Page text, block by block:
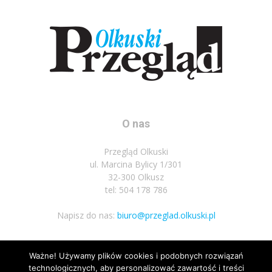
O nas
Przegląd Olkuski
ul. Marcina Bylicy 1/301
32-300 Olkusz
tel: 504 178 786
Napisz do nas: biuro@przeglad.olkuski.pl
Podążaj za nami
Ważne! Używamy plików cookies i podobnych rozwiązań
technologicznych, aby personalizować zawartość i treści